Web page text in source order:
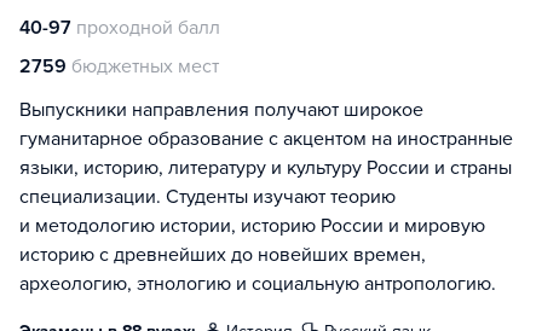
40-97 проходной балл
2759 бюджетных мест
Выпускники направления получают широкое
гуманитарное образование с акцентом на иностранные
языки, историю, литературу и культуру России и страны
специализации. Студенты изучают теорию
и методологию истории, историю России и мировую
историю с древнейших до новейших времен,
археологию, этнологию и социальную антропологию.